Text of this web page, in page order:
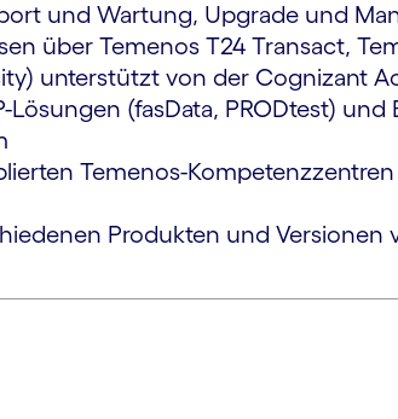
und Wartung, Upgrade und
über Temenos T24 Transact,
unterstützt von der Cognizant
Lösungen (fasData, PRODtest)
Temenos-
Produkten und Versionen